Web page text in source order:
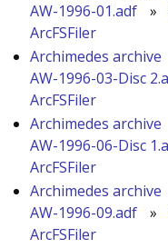
AW-1996-01.adf
»
ArcFSFiler
Archimedes archive
AW-1996-03-Disc
ArcFSFiler
Archimedes archive
AW-1996-06-Disc
ArcFSFiler
Archimedes archive
AW-1996-09.adf
»
ArcFSFiler